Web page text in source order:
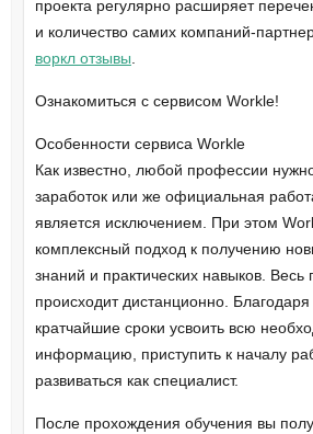
проекта регулярно расширяет
и количество самих компаний-
воркл отзывы
Ознакомиться с сервисом Workle!
Особенности сервиса Workle
Как известно, любой профессии
заработок или же официальная
является исключением. При этом
комплексный подход к получению
знаний и практических навыков. Весь
происходит дистанционно.
кратчайшие сроки усвоить всю
информацию, приступить к началу
развиваться как специалист.
После прохождения обучения вы